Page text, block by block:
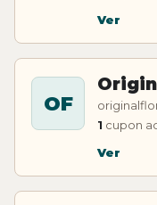
Ver
OF
1 cupon
Ver